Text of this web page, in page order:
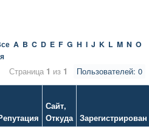
A B C D E F G H I J K L M N O
Пользователей: 0
Страница 1 из 1
Сайт,
Откуда Зарегистрирован